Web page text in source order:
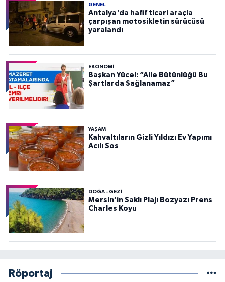
GENEL
Antalya'da hafif ticari araçla
çarpışan motosikletin sürücüsü
yaralandı
EKONOMI
Başkan Yücel: “Aile Bütünlüğü Bu
Şartlarda Sağlanamaz”
YAŞAM
Kahvaltıların Gizli Yıldızı Ev Yapımı
Acılı Sos
DOĞA - GEZI
Mersin’in Saklı Plajı Bozyazı Prens
Charles Koyu
Röportaj